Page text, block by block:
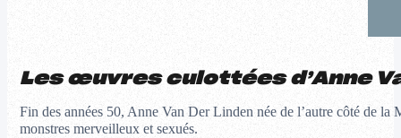
Les œuvres culottées d’Anne
Fin des années 50, Anne Van Der Linden née de l’autre côté de
monstres merveilleux et sexués.